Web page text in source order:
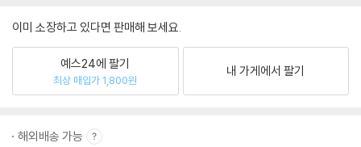
이미 소장하고 있다면 판매해 보세요.
예스24에 팔기
최상 매입가 1,800원
내 가게에서 팔기
해외배송 가능